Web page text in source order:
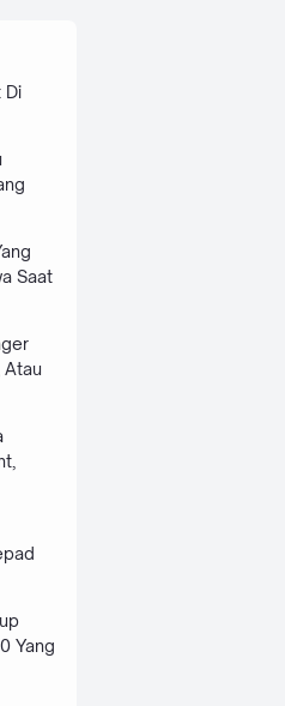
Di
Saat
Atau
Yang